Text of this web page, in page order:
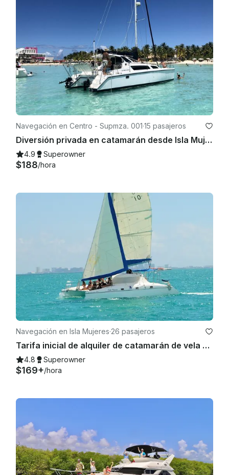
Navegación en Centro - Supmza. 001·15 pasajeros
Diversión privada en catamarán desde Isla Mujeres | Bar abierto y esnórquel
4.9 Superowner
$188/hora
Navegación en Isla Mujeres·26 pasajeros
Tarifa inicial de alquiler de catamarán de vela Wild Cat 35 para hasta 12 personas.
4.8 Superowner
$169+/hora